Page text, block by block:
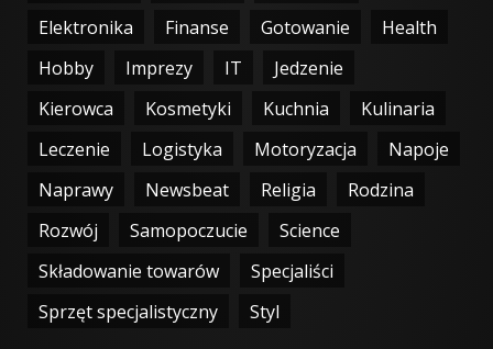
Elektronika
Finanse Gotowanie
Health
Hobby
Imprezy IT
Jedzenie
Kierowca
Kosmetyki Kuchnia
Kulinaria
Leczenie
Logistyka Motoryzacja
Napoje
Naprawy
Newsbeat Religia
Rodzina
Rozwój
Samopoczucie
Science
Składowanie towarów
Specjaliści
Sprzęt specjalistyczny
Styl